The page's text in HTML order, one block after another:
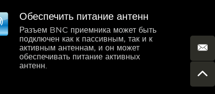
Обеспечить питание антенн
Разъем BNC приемника может быть
подключен как к пассивным, так и к
активным антеннам, и он может
обеспечивать питание активных
антенн.